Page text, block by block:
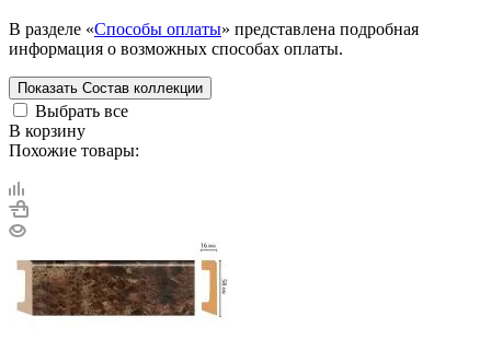
В разделе «Способы оплаты» представлена подробная
информация о возможных способах оплаты.
Показать Состав коллекции
Выбрать все
В корзину
Похожие товары: